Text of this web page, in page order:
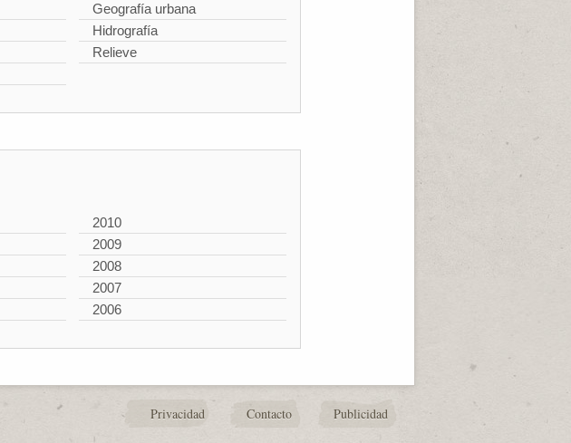
Geografía urbana
Hidrografía
Relieve
2010
2009
2008
2007
2006
Privacidad Contacto Publicidad